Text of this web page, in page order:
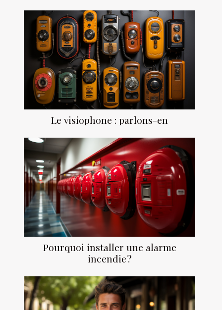
Le visiophone : parlons-en
Pourquoi installer une alarme
incendie ?